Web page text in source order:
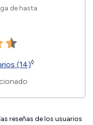
de hasta
(14)◊
reseñas de los usuarios